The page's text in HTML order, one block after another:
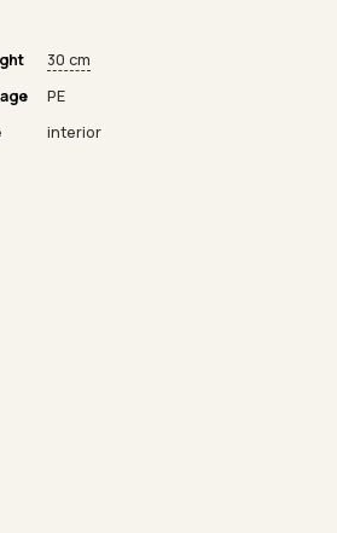
30 cm
PE
interior